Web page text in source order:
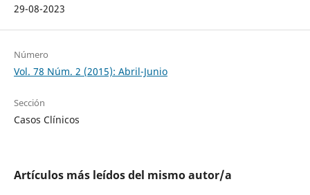
29-08-2023
Número
Vol. 78 Núm. 2 (2015): Abril-Junio
Sección
Casos Clínicos
Artículos más leídos del mismo autor/a